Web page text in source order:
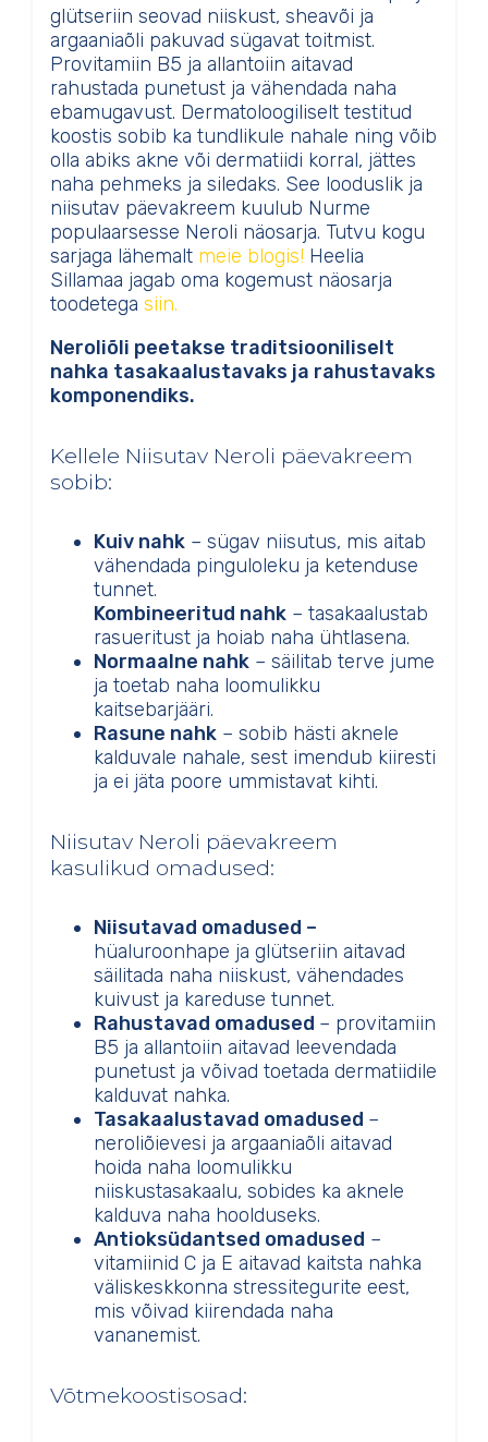
glütseriin seovad niiskust, sheavõi ja
argaaniaõli pakuvad sügavat toitmist.
Provitamiin B5 ja allantoiin aitavad
rahustada punetust ja vähendada naha
ebamugavust. Dermatoloogiliselt testitud
koostis sobib ka tundlikule nahale ning võib
olla abiks akne või dermatiidi korral, jättes
naha pehmeks ja siledaks. See looduslik ja
niisutav päevakreem kuulub Nurme
populaarsesse Neroli näosarja. Tutvu kogu
sarjaga lähemalt meie blogis! Heelia
Sillamaa jagab oma kogemust näosarja
toodetega siin.
Neroliõli peetakse traditsiooniliselt
nahka tasakaalustavaks ja rahustavaks
komponendiks.
Kellele Niisutav Neroli päevakreem
sobib:
Kuiv nahk – sügav niisutus, mis aitab
vähendada pinguloleku ja ketenduse
tunnet.
Kombineeritud nahk – tasakaalustab
rasueritust ja hoiab naha ühtlasena.
Normaalne nahk – säilitab terve jume
ja toetab naha loomulikku
kaitsebarjääri.
Rasune nahk – sobib hästi aknele
kalduvale nahale, sest imendub kiiresti
ja ei jäta poore ummistavat kihti.
Niisutav Neroli päevakreem
kasulikud omadused:
Niisutavad omadused –
hüaluroonhape ja glütseriin aitavad
säilitada naha niiskust, vähendades
kuivust ja kareduse tunnet.
Rahustavad omadused – provitamiin
B5 ja allantoiin aitavad leevendada
punetust ja võivad toetada dermatiidile
kalduvat nahka.
Tasakaalustavad omadused –
neroliõievesi ja argaaniaõli aitavad
hoida naha loomulikku
niiskustasakaalu, sobides ka aknele
kalduva naha hoolduseks.
Antioksüdantsed omadused –
vitamiinid C ja E aitavad kaitsta nahka
väliskeskkonna stressitegurite eest,
mis võivad kiirendada naha
vananemist.
Võtmekoostisosad: